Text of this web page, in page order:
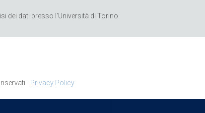
dei dati presso l'Università di Torino.
- Privacy Policy